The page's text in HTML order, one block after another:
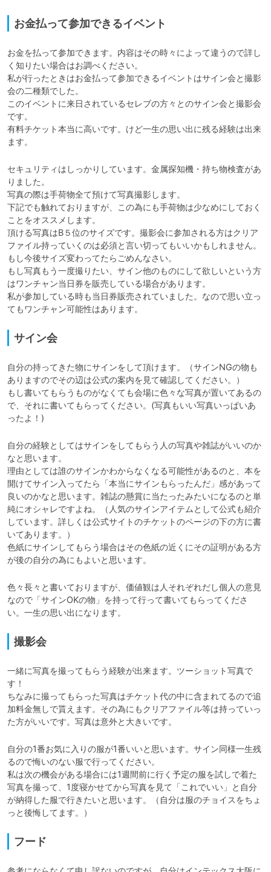
お金払って参加できるイベント
お金を払って参加できます。内容はその時々によって違うので詳し
く知りたい場合はお調べください。
私が行ったときはお金払って参加できるイベントはサイン会と撮影
会の二種類でした。
このイベントに来日されているセレブの方々とのサイン会と撮影会
です。
有料チケット本当に高いです。けど一生の思い出に残る経験は出来
セキュリティはしっかりしています。金属探知機・持ち物検査があ
りました。
写真の際は手荷物全て預けて写真撮影します。
下記でも触れておりますが、この為にも手荷物は少なめにしておく
ことをオススメします。
頂ける写真はB５位のサイズです。撮影会に参加される方はクリア
ファイル持っていくのは必須と言い切ってもいいかもしれません。
もし今後サイズ変わってたらごめんなさい。
もし写真もう一度撮りたい、サイン他のものにして欲しいという方
はワンチャン当日券を販売している場合があります。
私が参加している時も当日券販売されていました。なので思い立っ
てもワンチャン可能性はあります。
サイン会
自分の持ってきた物にサインをして頂けます。（サインNGの物も
ありますのでその辺は公式の案内を見て確認してください。）
もし書いてもらうものがなくても会場に色々な写真が置いてあるの
で、それに書いてもらってください。(写真もいい写真いっぱいあ
自分の経験としてはサインをしてもらう人の写真や雑誌がいいのか
なと思います。
理由としては誰のサインかわからなくなる可能性があるのと、本を
開けてサイン入ってたら「本当にサインもらったんだ」感があって
良いのかなと思います。雑誌の懸賞に当たったみたいになるのと単
純にオシャレですよね。（人気のサインアイテムとして公式も紹介
しています。詳しくは公式サイトのチケットのページの下の方に書
いてあります。）
色紙にサインしてもらう場合はその色紙の近くにその証明がある方
が後の自分の為にもよいと思います。
色々長々と書いておりますが、価値観は人それぞれだし個人の意見
なので「サインOKの物」を持って行って書いてもらってくださ
い。一生の思い出になります。
撮影会
一緒に写真を撮ってもらう経験が出来ます。ツーショット写真で
す！
ちなみに撮ってもらった写真はチケット代の中に含まれてるので追
加料金無しで貰えます。その為にもクリアファイル等は持っていっ
た方がいいです。写真は意外と大きいです。
自分の1番お気に入りの服が1番いいと思います。サイン同様一生残
るので悔いのない服で行ってください。
私は次の機会がある場合には1週間前に行く予定の服を試しで着た
写真を撮って、1度寝かせてから写真を見て「これでいい」と自分
が納得した服で行きたいと思います。（自分は服のチョイスをちょ
っと後悔してます。）
フード